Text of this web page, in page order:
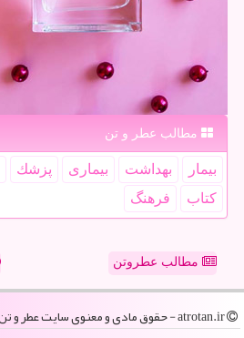
مطالب عطر و تن
بیمار بهداشت بیماری پزشك
كتاب
فرهنگ
مطالب عطروتن